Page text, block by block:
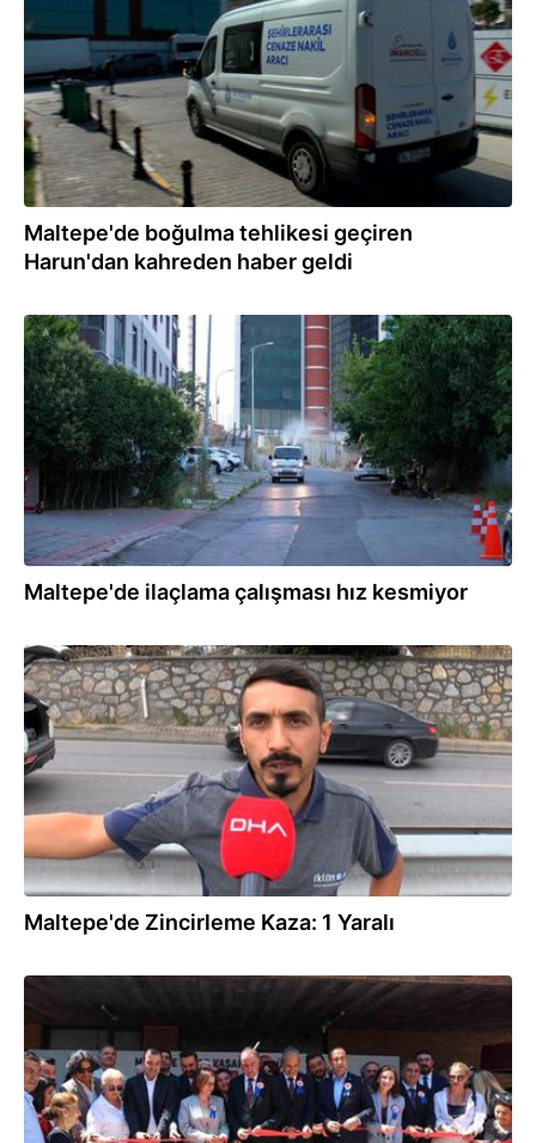
Maltepe'de boğulma tehlikesi geçiren
Harun'dan kahreden haber geldi
16.07.2026
Maltepe'de ilaçlama çalışması hız kesmiyor
14.07.2026
Maltepe'de Zincirleme Kaza: 1 Yaralı
11.07.2026